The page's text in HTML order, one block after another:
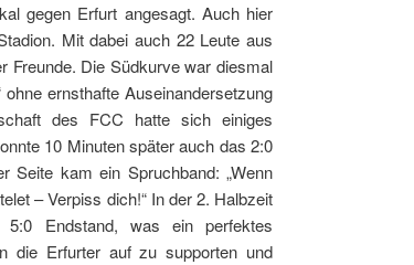
gegen Erfurt angesagt. Auch hier
Mit dabei auch 22 Leute aus
Freunde. Die Südkurve war diesmal
ernsthafte Auseinandersetzung
des FCC hatte sich einiges
10 Minuten später auch das 2:0
Seite kam ein Spruchband: „Wenn
– Verpiss dich!“ In der 2. Halbzeit
Endstand, was ein perfektes
die Erfurter auf zu supporten und